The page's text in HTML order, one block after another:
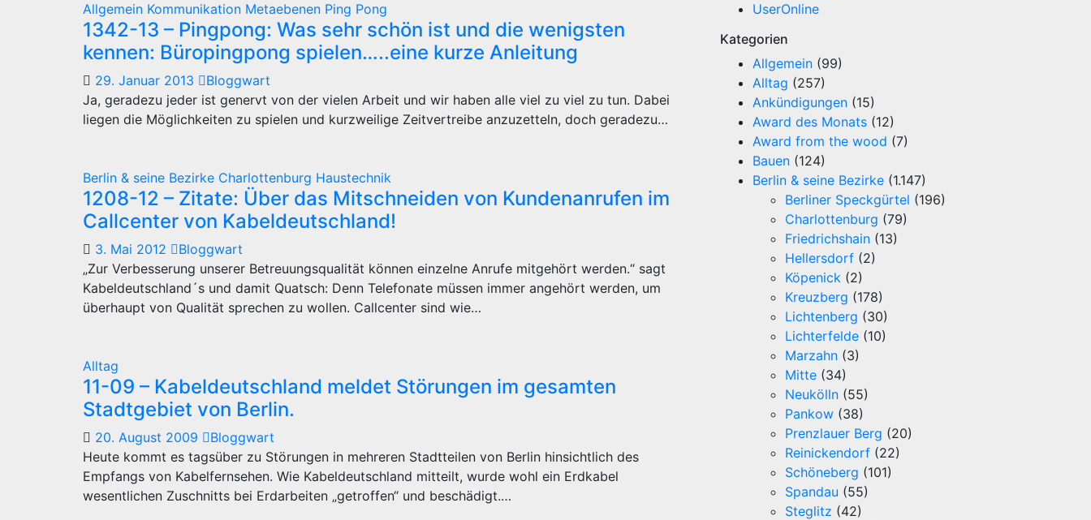
Allgemein Kommunikation Metaebenen Ping Pong
1342-13 – Pingpong: Was sehr schön ist und die wenigsten
kennen: Büropingpong spielen…..eine kurze Anleitung
29. Januar 2013
Bloggwart
Ja, geradezu jeder ist genervt von der vielen Arbeit und wir haben alle viel zu viel zu tun. Dabei
liegen die Möglichkeiten zu spielen und kurzweilige Zeitvertreibe anzuzetteln, doch geradezu…
Berlin & seine Bezirke Charlottenburg Haustechnik
1208-12 – Zitate: Über das Mitschneiden von Kundenanrufen im
Callcenter von Kabeldeutschland!
3. Mai 2012
Bloggwart
„Zur Verbesserung unserer Betreuungsqualität können einzelne Anrufe mitgehört werden.“ sagt
Kabeldeutschland´s und damit Quatsch: Denn Telefonate müssen immer angehört werden, um
überhaupt von Qualität sprechen zu wollen. Callcenter sind wie…
Alltag
11-09 – Kabeldeutschland meldet Störungen im gesamten
Stadtgebiet von Berlin.
20. August 2009
Bloggwart
Heute kommt es tagsüber zu Störungen in mehreren Stadtteilen von Berlin hinsichtlich des
Empfangs von Kabelfernsehen. Wie Kabeldeutschland mitteilt, wurde wohl ein Erdkabel
wesentlichen Zuschnitts bei Erdarbeiten „getroffen“ und beschädigt.…
UserOnline
Kategorien
Allgemein (99)
Alltag (257)
Ankündigungen (15)
Award des Monats (12)
Award from the wood (7)
Bauen (124)
Berlin & seine Bezirke (1.147)
Berliner Speckgürtel (196)
Charlottenburg (79)
Friedrichshain (13)
Hellersdorf (2)
Köpenick (2)
Kreuzberg (178)
Lichtenberg (30)
Lichterfelde (10)
Marzahn (3)
Mitte (34)
Neukölln (55)
Pankow (38)
Prenzlauer Berg (20)
Reinickendorf (22)
Schöneberg (101)
Spandau (55)
Steglitz (42)